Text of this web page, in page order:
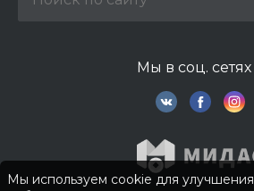
Мы в соц. сетях
Мы используем cookie для улучшения